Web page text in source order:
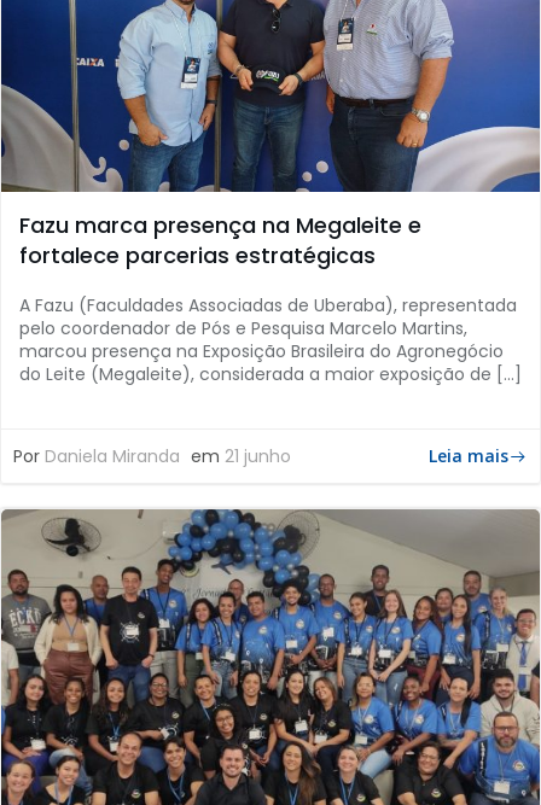
Fazu marca presença na Megaleite e
fortalece parcerias estratégicas
A Fazu (Faculdades Associadas de Uberaba), representada
pelo coordenador de Pós e Pesquisa Marcelo Martins,
marcou presença na Exposição Brasileira do Agronegócio
do Leite (Megaleite), considerada a maior exposição de […]
Por Daniela Miranda em 21 junho Leia mais